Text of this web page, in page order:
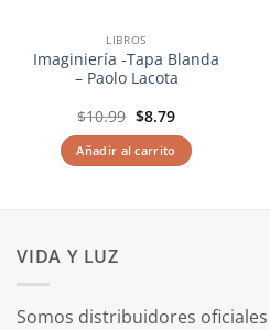
LIBROS
Imaginiería -Tapa Blanda
– Paolo Lacota
$10.99 El
original
era:
$10.99.
$8.79El
actual
es:
$8.79.
Añadir al carrito
VIDA Y LUZ
Somos distribuidores